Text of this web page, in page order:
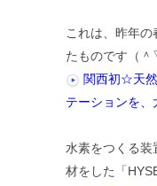
これは、昨年
たものです（＾
関西初☆天
テーションを、
水素をつくる装
材をした「